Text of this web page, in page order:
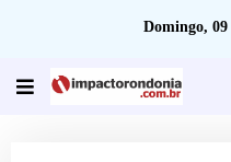
Domingo, 09